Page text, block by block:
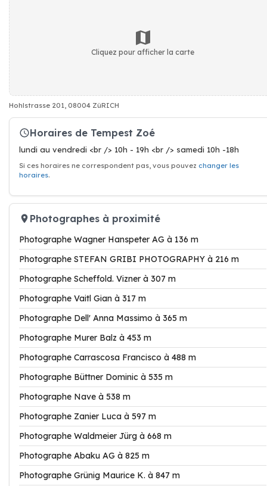
Cliquez pour afficher la carte
Hohlstrasse 201, 08004 ZüRICH
Horaires de Tempest Zoé
lundi au vendredi <br /> 10h - 19h <br /> samedi 10h -18h
Si ces horaires ne correspondent pas, vous pouvez changer les
horaires.
Photographes à proximité
Photographe Wagner Hanspeter AG à 136 m
Photographe STEFAN GRIBI PHOTOGRAPHY à 216 m
Photographe Scheffold. Vizner à 307 m
Photographe Vaitl Gian à 317 m
Photographe Dell' Anna Massimo à 365 m
Photographe Murer Balz à 453 m
Photographe Carrascosa Francisco à 488 m
Photographe Büttner Dominic à 535 m
Photographe Nave à 538 m
Photographe Zanier Luca à 597 m
Photographe Waldmeier Jürg à 668 m
Photographe Abaku AG à 825 m
Photographe Grünig Maurice K. à 847 m